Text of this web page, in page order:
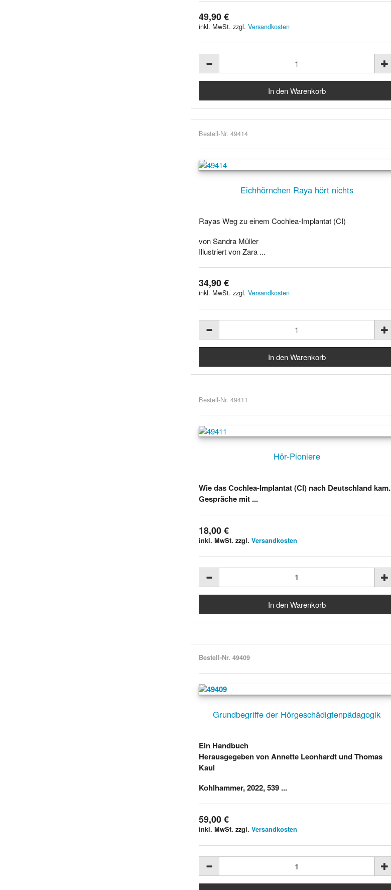
49,90 €
inkl. MwSt. zzgl. Versandkosten
Bestell-Nr. 49414
Eichhörnchen Raya hört nichts
Rayas Weg zu einem Cochlea-Implantat (CI)
von Sandra Müller
Illustriert von Zara ...
34,90 €
inkl. MwSt. zzgl. Versandkosten
Bestell-Nr. 49411
Hör-Pioniere
Wie das Cochlea-Implantat (CI) nach Deutschland kam.
Gespräche mit ...
18,00 €
inkl. MwSt. zzgl. Versandkosten
Bestell-Nr. 49409
Grundbegriffe der Hörgeschädigtenpädagogik
Ein Handbuch
Herausgegeben von Annette Leonhardt und Thomas
Kaul
Kohlhammer, 2022, 539 ...
59,00 €
inkl. MwSt. zzgl. Versandkosten